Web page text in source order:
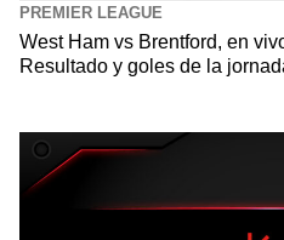
PREMIER LEAGUE
West Ham vs Brentford, en
Resultado y goles de la